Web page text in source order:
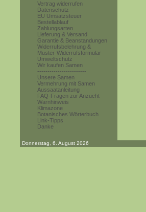
Vertrag widerrufen
Datenschutz
EU Umsatzsteuer
Bestellablauf
Zahlungsarten
Lieferung & Versand
Garantie & Beanstandungen
Widerrufsbelehrung &
Muster-Widerrufsformular
Umweltschutz
Wir kaufen Samen
------------------------
Unsere Samen
Vermehrung mit Samen
Aussaatanleitung
FAQ-Fragen zur Anzucht
Warnhinweis
Klimazone
Botanisches Wörterbuch
Link-Tipps
Danke
Donnerstag, 6. August 2026